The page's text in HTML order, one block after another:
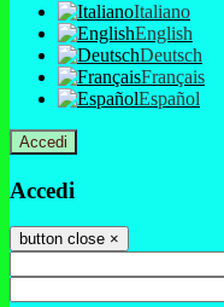
Italiano
English
Deutsch
Français
Español
Accedi
Accedi
button close ×